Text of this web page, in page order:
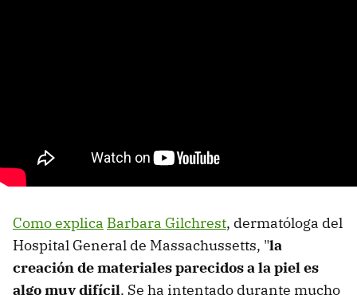
Como explica Barbara Gilchrest, dermatóloga del
Hospital General de Massachussetts, "la
creación de materiales parecidos a la piel es
algo muy difícil. Se ha intentado durante mucho